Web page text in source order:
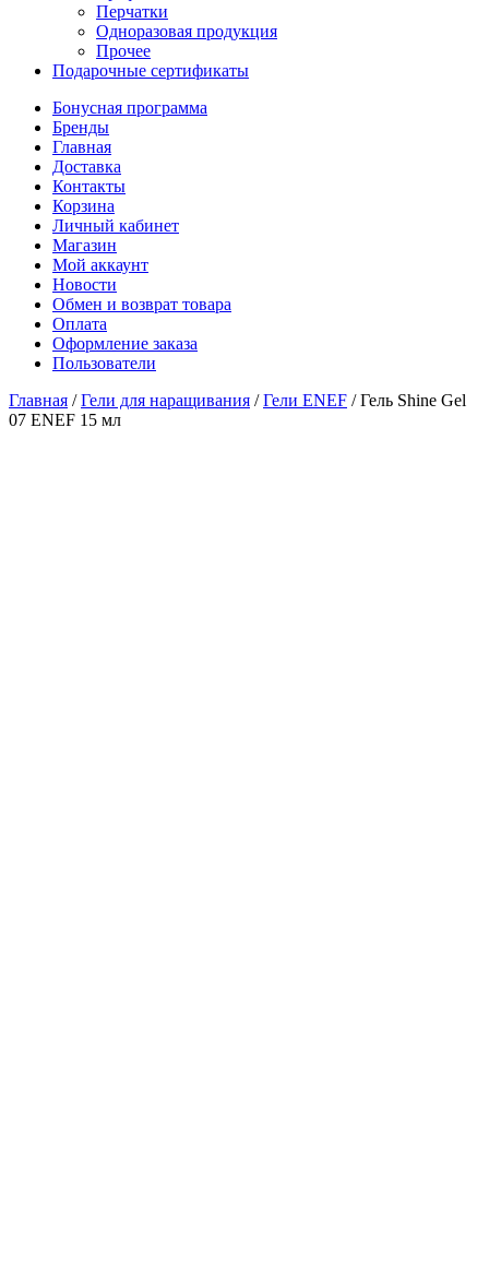
Перчатки
Одноразовая продукция
Прочее
Подарочные сертификаты
Бонусная программа
Бренды
Главная
Доставка
Контакты
Корзина
Личный кабинет
Магазин
Мой аккаунт
Новости
Обмен и возврат товара
Оплата
Оформление заказа
Пользователи
Главная /Гели для наращивания /Гели ENEF /Гель Shine Gel
07 ENEF 15 мл